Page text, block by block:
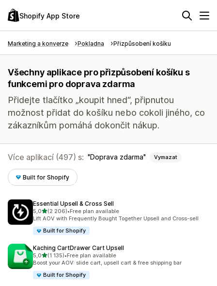
Shopify App Store
Marketing a konverze Pokladna Přizpůsobení košíku
Všechny aplikace pro přizpůsobení košíku s
funkcemi pro doprava zdarma
Přidejte tlačítko „koupit hned“, připnutou
možnost přidat do košíku nebo cokoli jiného, co
zákazníkům pomáhá dokončit nákup.
Více aplikací (497) s: Doprava zdarma Vymazat
Built for Shopify
Essential Upsell & Cross Sell
5,0z 5 hvězd
(2 206)
Celkový počet recenzí: 2206
•Free plan available
Lift AOV with Frequently Bought Together Upsell and Cross-sell
Built for Shopify
Kaching CartDrawer Cart Upsell
5,0z 5 hvězd
(1 135)
Celkový počet recenzí: 1135
•Free plan available
Boost your AOV: slide cart, upsell cart & free shipping bar
Built for Shopify